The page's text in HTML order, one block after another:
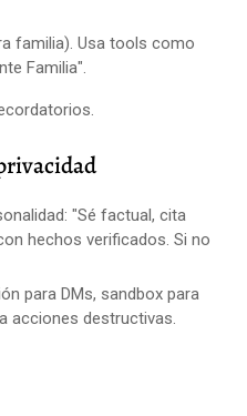
familia). Usa tools como
Familia".
"Sé factual, cita
hechos verificados. Si no
para DMs, sandbox para
acciones destructivas.